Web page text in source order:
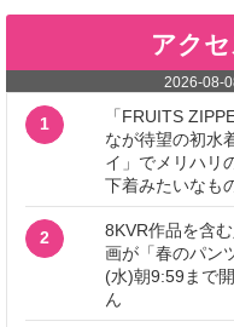
アク
2026-08-
1
「FRUITS
なが待望の初水
イ」でメリハリ
下着みたいなも
2
8KVR作品を含
画が「春のパン
(水)朝9:59まで
ん